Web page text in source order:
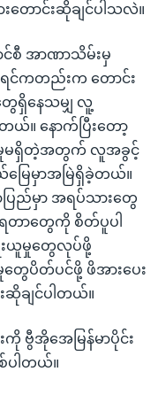
တောင်းဆိုချင်ပါသလဲ။
င်စီ အာဏာသိမ်းမှ
င်ကတည်းက တောင်း
ရှိနေသမျှ လူ့
။ နောက်ပြီးတော့
မှုမရှိတဲ့အတွက် လူအခွင့်
မြေမှာအမြဲရှိခဲ့တယ်။
ပြည်မှာ အရပ်သားတွေ
တာတွေကို စိတ်ပူပါ
ယူမှုတွေလုပ်ဖို့
တွေပိတ်ပင်ဖို့ ဖိအားပေး
ချင်ပါတယ်။
ဗွီအိုအေမြန်မာပိုင်း
ပါတယ်။